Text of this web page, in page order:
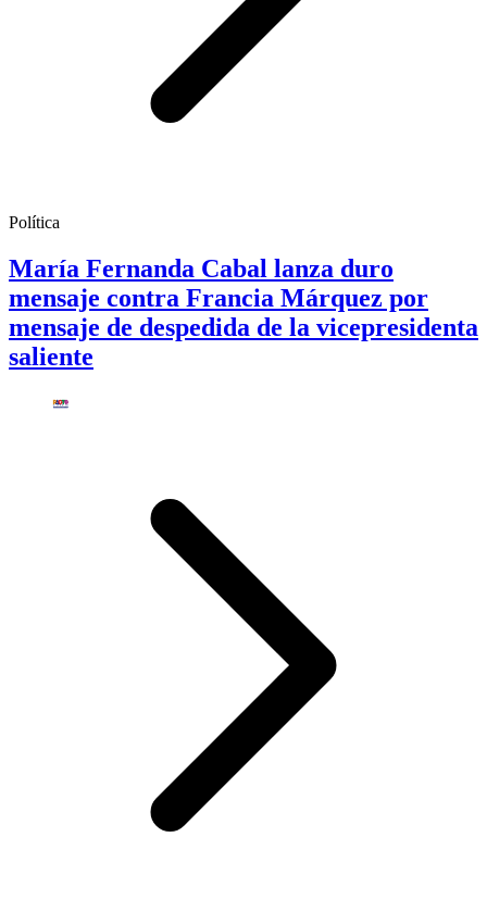
Política
María Fernanda Cabal lanza duro
mensaje contra Francia Márquez por
mensaje de despedida de la vicepresidenta
saliente